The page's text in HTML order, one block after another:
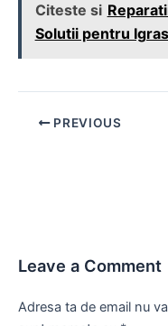
Citeste si
Solutii pentru
Post PREVIOUS
Leave a Comment
Adresa ta de email nu